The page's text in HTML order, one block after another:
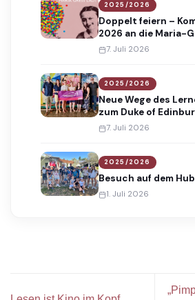
2025/2026
Doppelt feiern –
2026 an die Maria-
7. Juli 2026
2025/2026
Neue Wege des
zum Duke of
Award
7. Juli 2026
2025/2026
Besuch auf dem
1. Juli 2026